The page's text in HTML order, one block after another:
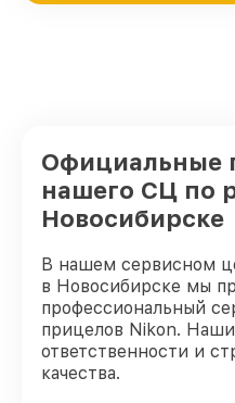
Официальные
нашего СЦ по
Новосибирске
В нашем сервисном
в Новосибирске мы
профессиональный
прицелов Nikon.
ответственности и
качества.